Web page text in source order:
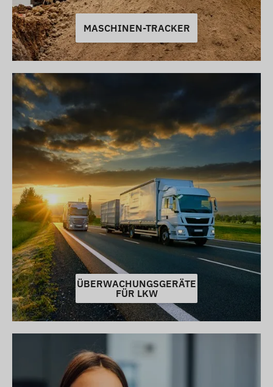
MASCHINEN-TRACKER
ÜBERWACHUNGSGERÄTE
FÜR LKW